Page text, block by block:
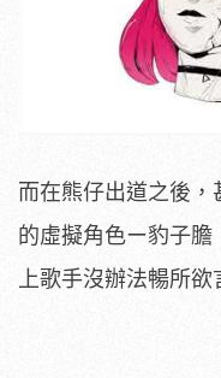
而在熊仔出道之後
的虛擬角色ー豹子
上歌手沒辦法暢所欲